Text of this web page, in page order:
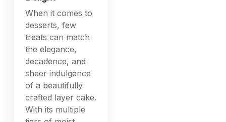
When it comes to
desserts, few
treats can match
the elegance,
decadence, and
sheer indulgence
of a beautifully
crafted layer cake.
With its multiple